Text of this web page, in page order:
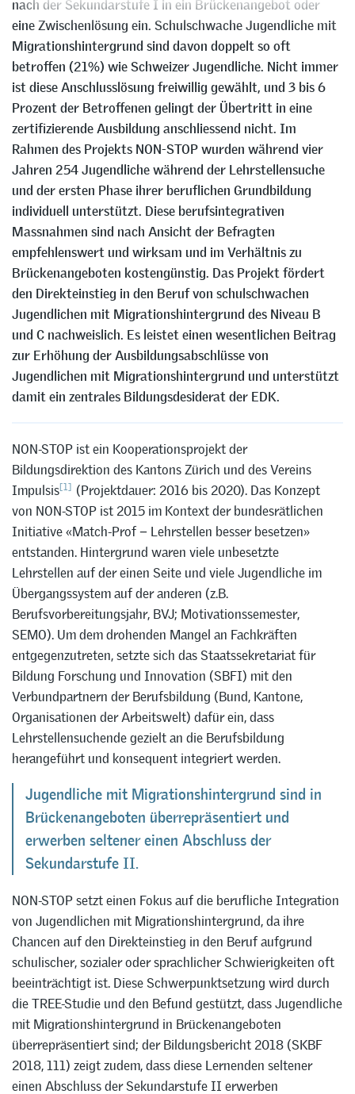
nach der Sekundarstufe I in ein Brückenangebot oder
eine Zwischenlösung ein. Schulschwache Jugendliche mit
Migrationshintergrund sind davon doppelt so oft
betroffen (21%) wie Schweizer Jugendliche. Nicht immer
ist diese Anschlusslösung freiwillig gewählt, und 3 bis 6
Prozent der Betroffenen gelingt der Übertritt in eine
zertifizierende Ausbildung anschliessend nicht. Im
Rahmen des Projekts NON-STOP wurden während vier
Jahren 254 Jugendliche während der Lehrstellensuche
und der ersten Phase ihrer beruflichen Grundbildung
individuell unterstützt. Diese berufsintegrativen
Massnahmen sind nach Ansicht der Befragten
empfehlenswert und wirksam und im Verhältnis zu
Brückenangeboten kostengünstig. Das Projekt fördert
den Direkteinstieg in den Beruf von schulschwachen
Jugendlichen mit Migrationshintergrund des Niveau B
und C nachweislich. Es leistet einen wesentlichen Beitrag
zur Erhöhung der Ausbildungsabschlüsse von
Jugendlichen mit Migrationshintergrund und unterstützt
damit ein zentrales Bildungsdesiderat der EDK.
NON-STOP ist ein Kooperationsprojekt der
Bildungsdirektion des Kantons Zürich und des Vereins
Impulsis[1] (Projektdauer: 2016 bis 2020). Das Konzept
von NON-STOP ist 2015 im Kontext der bundesrätlichen
Initiative «Match-Prof − Lehrstellen besser besetzen»
entstanden. Hintergrund waren viele unbesetzte
Lehrstellen auf der einen Seite und viele Jugendliche im
Übergangssystem auf der anderen (z.B.
Berufsvorbereitungsjahr, BVJ; Motivationssemester,
SEMO). Um dem drohenden Mangel an Fachkräften
entgegenzutreten, setzte sich das Staatssekretariat für
Bildung Forschung und Innovation (SBFI) mit den
Verbundpartnern der Berufsbildung (Bund, Kantone,
Organisationen der Arbeitswelt) dafür ein, dass
Lehrstellensuchende gezielt an die Berufsbildung
herangeführt und konsequent integriert werden.
Jugendliche mit Migrationshintergrund sind in
Brückenangeboten überrepräsentiert und
erwerben seltener einen Abschluss der
Sekundarstufe II.
NON-STOP setzt einen Fokus auf die berufliche Integration
von Jugendlichen mit Migrationshintergrund, da ihre
Chancen auf den Direkteinstieg in den Beruf aufgrund
schulischer, sozialer oder sprachlicher Schwierigkeiten oft
beeinträchtigt ist. Diese Schwerpunktsetzung wird durch
die TREE-Studie und den Befund gestützt, dass Jugendliche
mit Migrationshintergrund in Brückenangeboten
überrepräsentiert sind; der Bildungsbericht 2018 (SKBF
2018, 111) zeigt zudem, dass diese Lernenden seltener
einen Abschluss der Sekundarstufe II erwerben